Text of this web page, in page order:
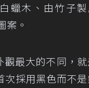
蠟木、由竹子
案。
最大的不同，就
採用黑色而不